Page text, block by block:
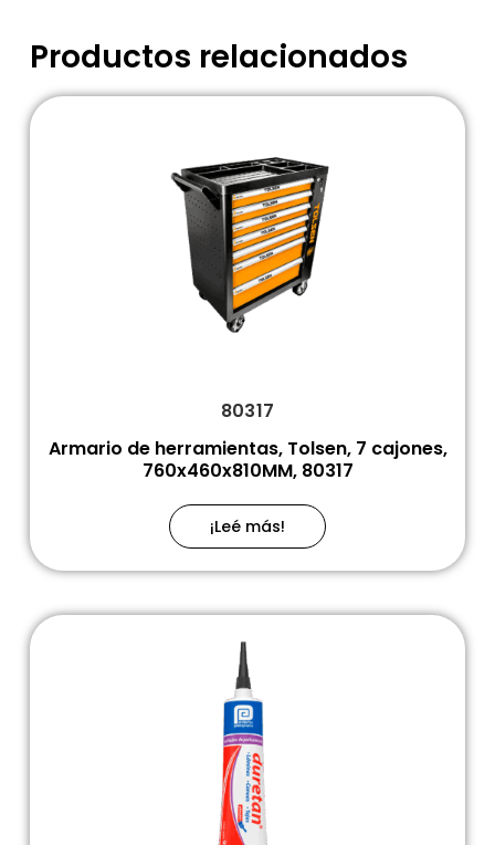
Productos relacionados
80317
Armario de herramientas, Tolsen, 7 cajones,
760x460x810MM, 80317
¡Leé más!